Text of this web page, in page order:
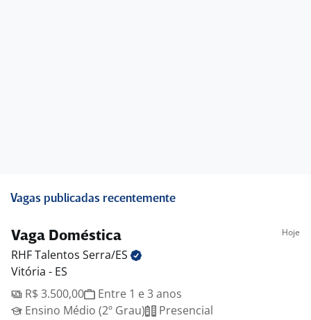
Vagas publicadas recentemente
Vaga Doméstica Hoje
RHF Talentos Serra/ES
Vitória - ES
R$ 3.500,00
Entre 1 e 3 anos
Ensino Médio (2º Grau)
Presencial